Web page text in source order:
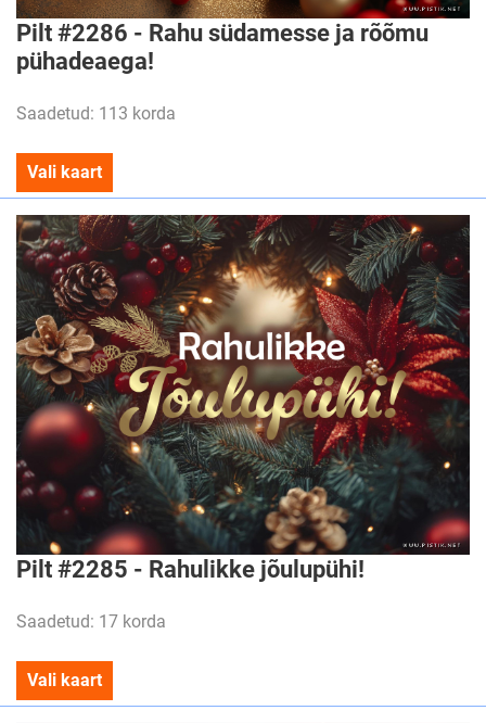
Pilt #2286 - Rahu südamesse ja rõõmu
pühadeaega!
Saadetud: 113 korda
Vali kaart
Pilt #2285 - Rahulikke jõulupühi!
Saadetud: 17 korda
Vali kaart